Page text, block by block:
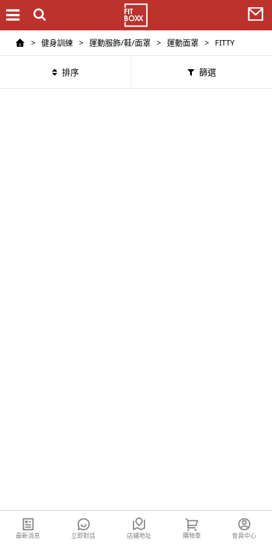
> 健身訓練 > 運動服飾/鞋/面罩 > 運動面罩 > FITTY
排序 篩選
最新消息 立即對話 店鋪地址 購物車 會員中心